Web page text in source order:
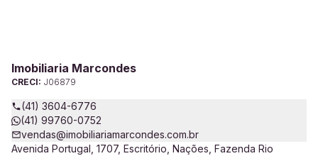
Imobiliaria Marcondes
CRECI: J06879
(41) 3604-6776
(41) 99760-0752
vendas@imobiliariamarcondes.com.br
Avenida Portugal, 1707, Escritório, Nações, Fazenda Rio